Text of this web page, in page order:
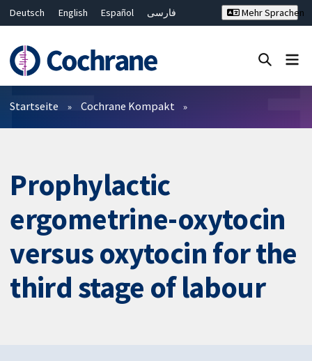
Deutsch English Español
فارسی
Bahasa Malaysia
ไทย
繁體中文
简体中文
Mehr Sprachen
Filter
Startseite Cochrane Kompakt
Prophylactic
ergometrine-oxytocin
versus oxytocin for the
third stage of labour